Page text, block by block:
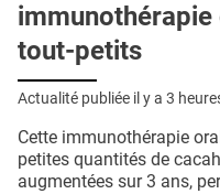
immunothérapie
tout-petits
Actualité publiée il y a 3
Cette immunothérapie
petites quantités de
augmentées sur 3 ans,